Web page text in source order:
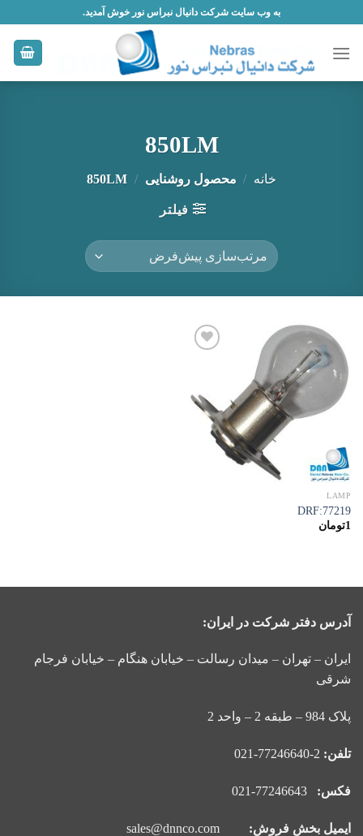
content
به وب سایت شرکت دانیال نبراس نور خوش آمدید.
850LM
خانه / محصول روشنایی /
850LM
فیلتر
مندی
ها
LAMP
77219:DRF
1تومان
آدرس دفتر شرکت در ایران:
ایران – تهران – میدان رسالت – خیابان هنگام – خیابان فرجام
شرقی
پلاک 984 – طبقه 2 – واحد 2
تلفن:
فکس:
ایمیل بخش فروش: